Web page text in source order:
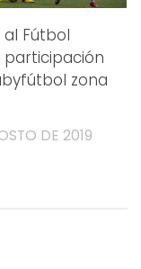
Fútbol
participación
zona
DE 2019